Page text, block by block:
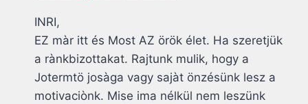
INRI,
EZ màr itt és Most AZ örök élet. Ha szeretjük
a rànkbizottakat. Rajtunk mulik, hogy a
Jotermtö josàga vagy sajàt önzésünk lesz a
motivaciònk. Mise ima nélkül nem leszünk